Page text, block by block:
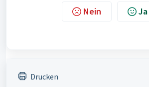
Nein Ja
Drucken